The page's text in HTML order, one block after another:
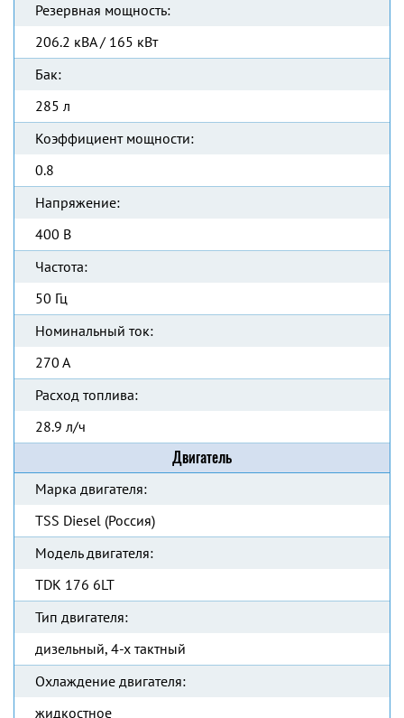
Резервная мощность:
206.2 кВА / 165 кВт
Бак:
285 л
Коэффициент мощности:
0.8
Напряжение:
400 В
Частота:
50 Гц
Номинальный ток:
270 А
Расход топлива:
28.9 л/ч
Двигатель
Марка двигателя:
TSS Diesel (Россия)
Модель двигателя:
TDK 176 6LT
Тип двигателя:
дизельный, 4-х тактный
Охлаждение двигателя:
жидкостное